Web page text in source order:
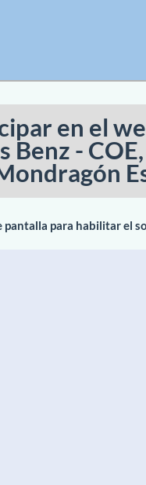
pantalla para habilitar el
en el
Benz - COE,